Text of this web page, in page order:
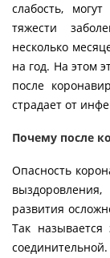
слабость,
тяжести
несколько
на год. На этом
после
страдает от
Почему после
Опасность
развития
Так